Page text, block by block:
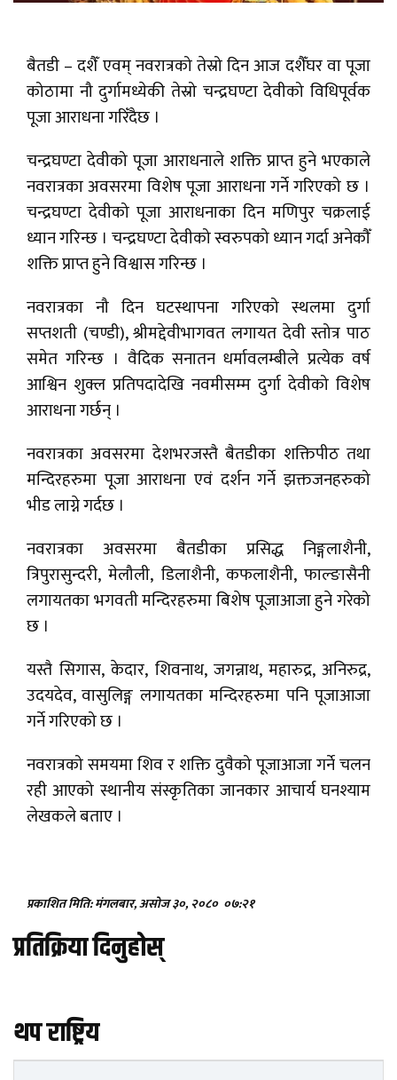
बैतडी – दशैँ एवम् नवरात्रको तेस्रो दिन आज दशैँघर वा पूजा
कोठामा नौ दुर्गामध्येकी तेस्रो चन्द्रघण्टा देवीको विधिपूर्वक
पूजा आराधना गरिँदैछ ।
चन्द्रघण्टा देवीको पूजा आराधनाले शक्ति प्राप्त हुने भएकाले
नवरात्रका अवसरमा विशेष पूजा आराधना गर्ने गरिएको छ ।
चन्द्रघण्टा देवीको पूजा आराधनाका दिन मणिपुर चक्रलाई
ध्यान गरिन्छ । चन्द्रघण्टा देवीको स्वरुपको ध्यान गर्दा अनेकौँ
शक्ति प्राप्त हुने विश्वास गरिन्छ ।
नवरात्रका नौ दिन घटस्थापना गरिएको स्थलमा दुर्गा
सप्तशती (चण्डी), श्रीमद्देवीभागवत लगायत देवी स्तोत्र पाठ
समेत गरिन्छ । वैदिक सनातन धर्मावलम्बीले प्रत्येक वर्ष
आश्विन शुक्ल प्रतिपदादेखि नवमीसम्म दुर्गा देवीको विशेष
आराधना गर्छन् ।
नवरात्रका अवसरमा देशभरजस्तै बैतडीका शक्तिपीठ तथा
मन्दिरहरुमा पूजा आराधना एवं दर्शन गर्ने झक्तजनहरुको
भीड लाग्ने गर्दछ ।
नवरात्रका अवसरमा बैतडीका प्रसिद्ध निङ्गलाशैनी,
त्रिपुरासुन्दरी, मेलौली, डिलाशैनी, कफलाशैनी, फाल्ङासैनी
लगायतका भगवती मन्दिरहरुमा बिशेष पूजाआजा हुने गरेको
छ ।
यस्तै सिगास, केदार, शिवनाथ, जगन्नाथ, महारुद्र, अनिरुद्र,
उदयदेव, वासुलिङ्ग लगायतका मन्दिरहरुमा पनि पूजाआजा
गर्ने गरिएको छ ।
नवरात्रको समयमा शिव र शक्ति दुवैको पूजाआजा गर्ने चलन
रही आएको स्थानीय संस्कृतिका जानकार आचार्य घनश्याम
लेखकले बताए ।
प्रकाशित मिति: मंगलबार, असोज ३०, २०८० ०७:२१
प्रतिक्रिया दिनुहोस्
थप राष्ट्रिय